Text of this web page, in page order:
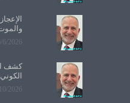
2026 4:24:58 PM
كشف
الكوني
3:17:54 PM